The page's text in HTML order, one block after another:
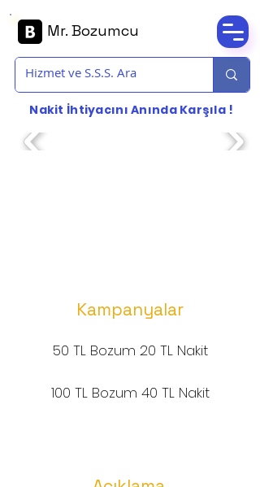
Mr. Bozumcu
Nakit İhtiyacını Anında Karşıla !
Kampanyalar
50 TL Bozum 20 TL Nakit
100 TL Bozum 40 TL Nakit